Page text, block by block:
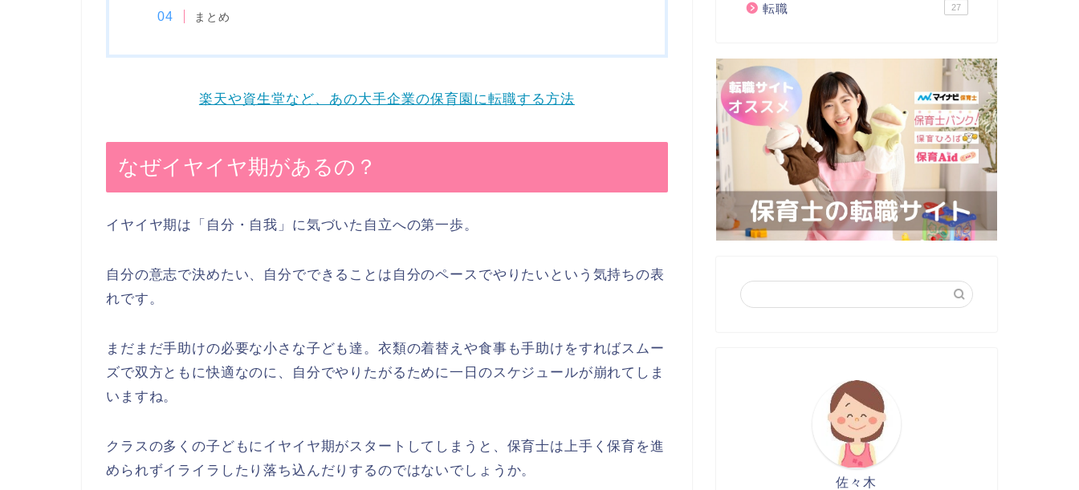
まとめ
楽天や資生堂など、あの大手企業の保育園に転職する方法
なぜイヤイヤ期があるの？
イヤイヤ期は「自分・自我」に気づいた自立への第一歩。
自分の意志で決めたい、自分でできることは自分のペースでやりたいという気持ちの表
れです。
まだまだ手助けの必要な小さな子ども達。衣類の着替えや食事も手助けをすればスムー
ズで双方ともに快適なのに、自分でやりたがるために一日のスケジュールが崩れてしま
いますね。
クラスの多くの子どもにイヤイヤ期がスタートしてしまうと、保育士は上手く保育を進
められずイライラしたり落ち込んだりするのではないでしょうか。
転職 27
佐々木